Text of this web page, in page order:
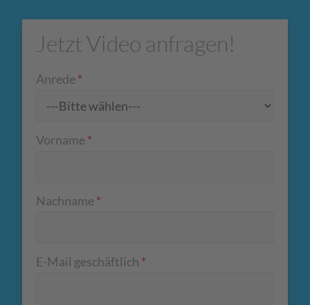
Jetzt Video anfragen!
Anrede*
Vorname*
Nachname*
E-Mail geschäftlich *